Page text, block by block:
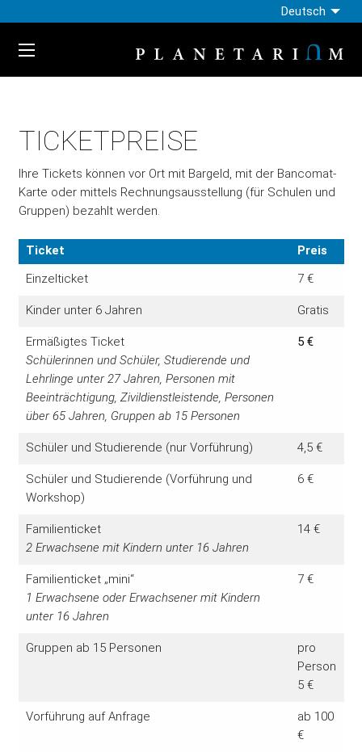
Deutsch
TICKETPREISE
Ihre Tickets können vor Ort mit Bargeld, mit der Bancomat-
Karte oder mittels Rechnungsausstellung (für Schulen und
Gruppen) bezahlt werden.
Ticket
Preis
Einzelticket
7 €
Kinder unter 6 Jahren Gratis
Ermäßigtes Ticket
Schülerinnen und Schüler, Studierende und
Lehrlinge unter 27 Jahren, Personen mit
Beeinträchtigung, Zivildienstleistende, Personen
über 65 Jahren, Gruppen ab 15 Personen
5 €
Schüler und Studierende (nur Vorführung) 4,5 €
Schüler und Studierende (Vorführung und
Workshop)
6 €
Familienticket
2 Erwachsene mit Kindern unter 16 Jahren
14 €
Familienticket „mini“
1 Erwachsene oder Erwachsener mit Kindern
unter 16 Jahren
7 €
Gruppen ab 15 Personen
pro
Person
5 €
Vorführung auf Anfrage
ab 100
€